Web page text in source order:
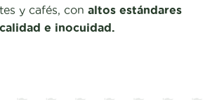
y cafés, con altos estándares
e inocuidad.